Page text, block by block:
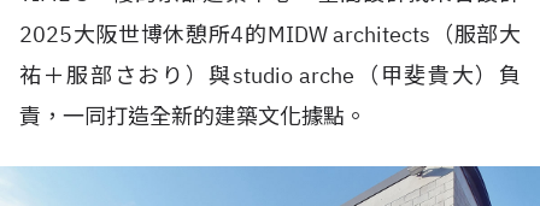
2025大阪世博休憩所4的MIDW architects（服部大
祐＋服部さおり）與studio arche（甲斐貴大）負
責，一同打造全新的建築文化據點。